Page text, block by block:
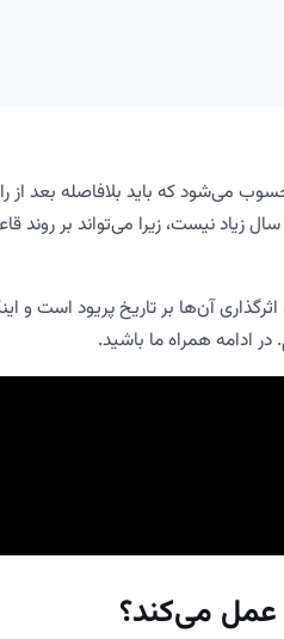
می‌شود که باید بلافاصله بعد
نیست، زیرا می‌تواند بر روند
آن‌ها بر تاریخ پریود است و
ادامه همراه ما باشید.
می‌کند؟